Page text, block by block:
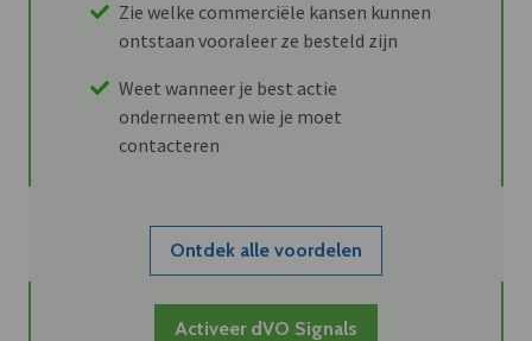
Zie welke commerciële kansen kunnen
ontstaan vooraleer ze besteld zijn
Weet wanneer je best actie
onderneemt en wie je moet
contacteren
Ontdek alle voordelen
Activeer dVO Signals